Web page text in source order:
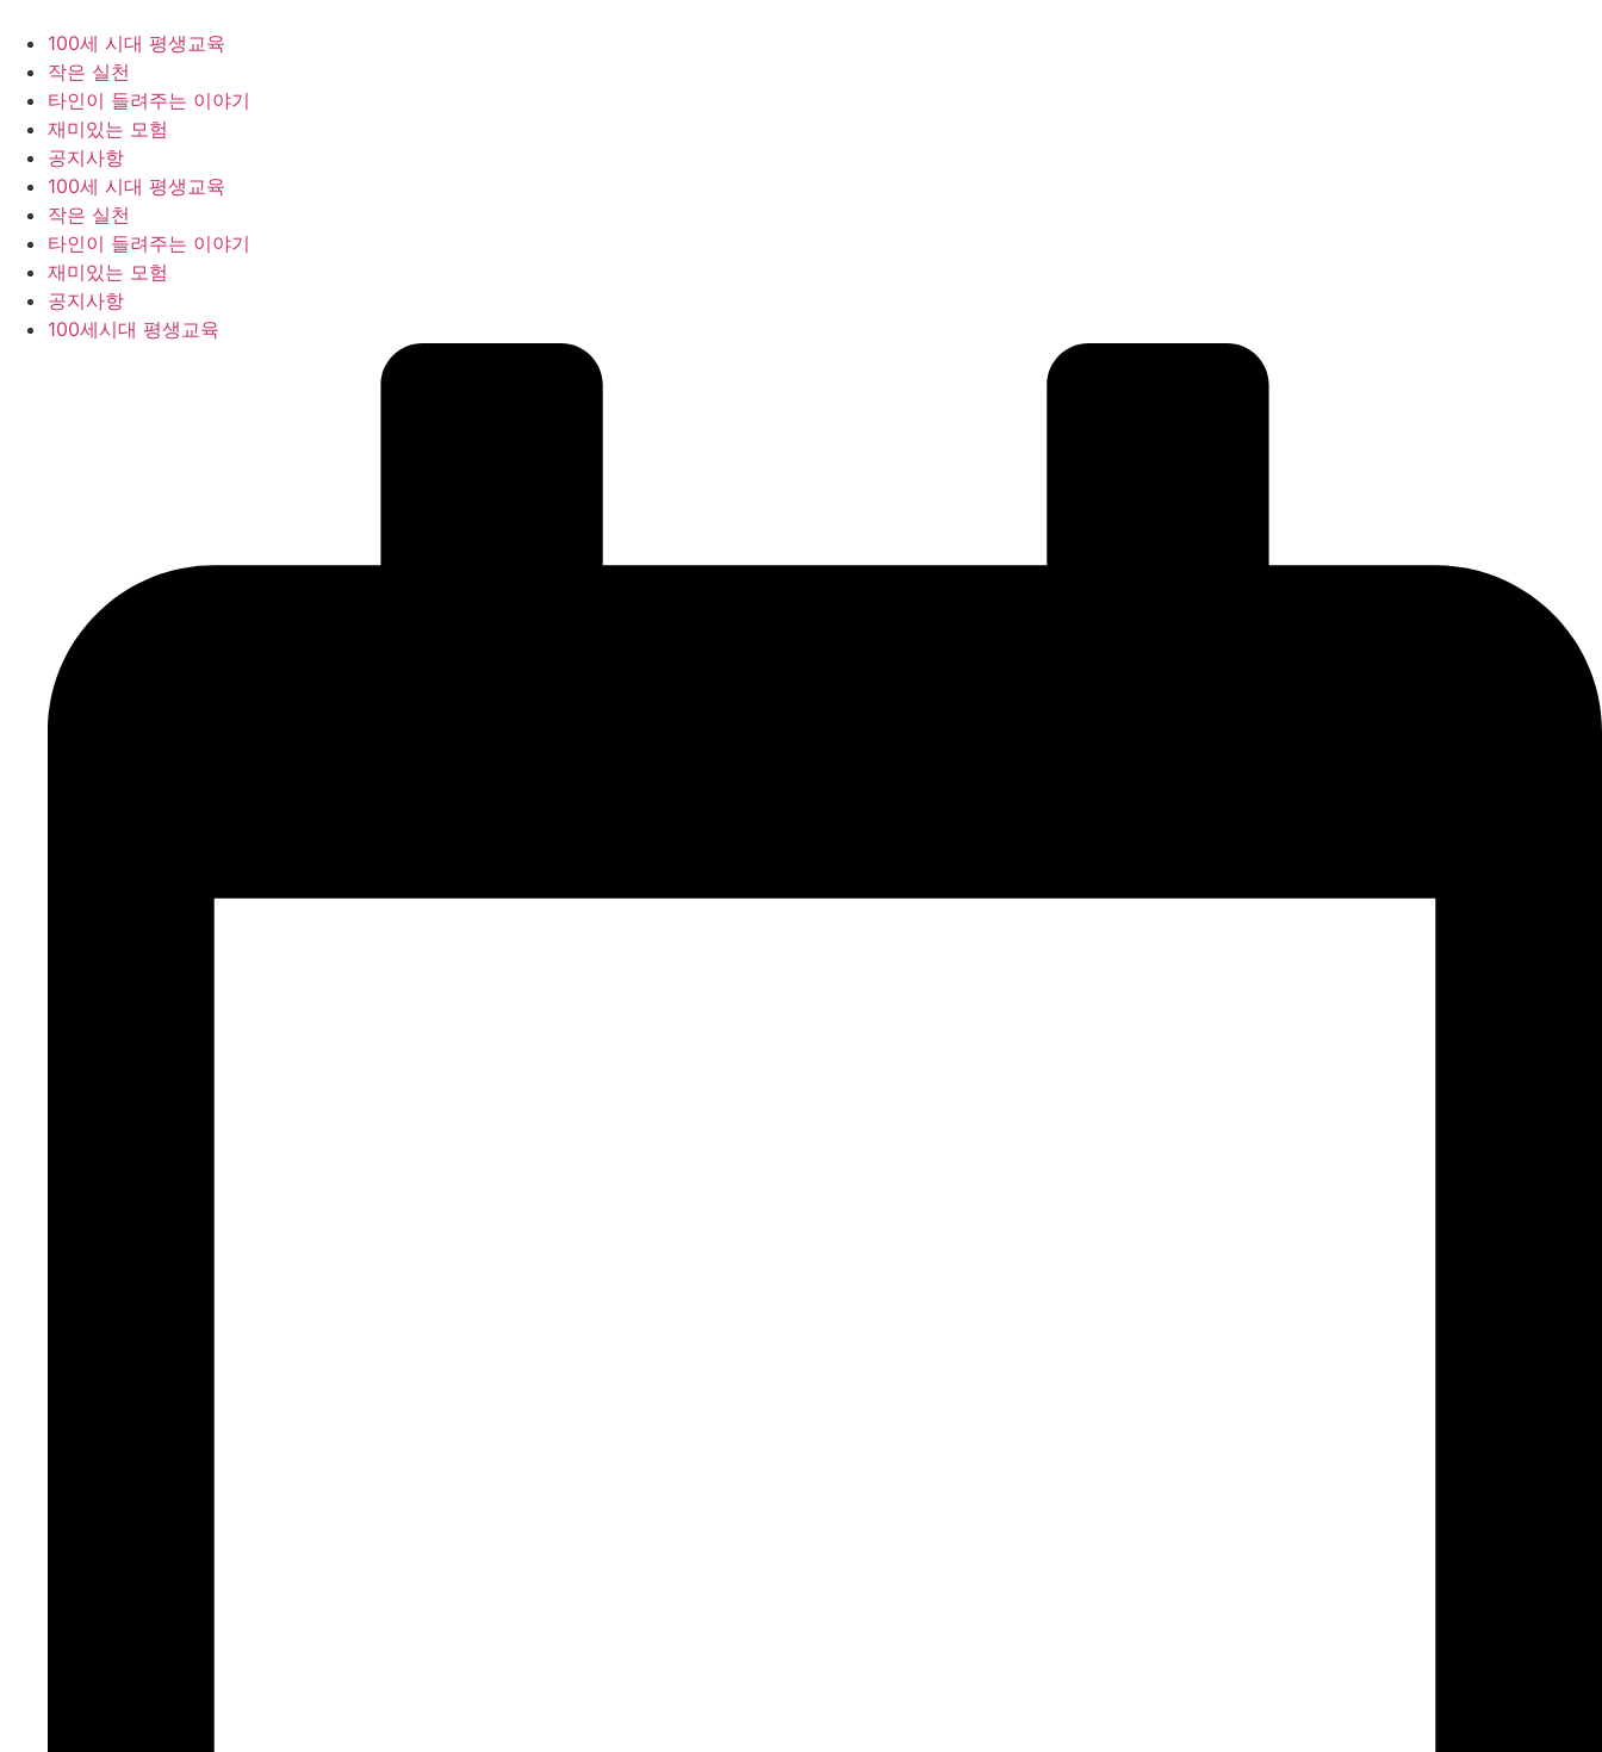
100세 시대 평생교육
작은 실천
타인이 들려주는 이야기
재미있는 모험
공지사항
100세 시대 평생교육
작은 실천
타인이 들려주는 이야기
재미있는 모험
공지사항
100세시대 평생교육